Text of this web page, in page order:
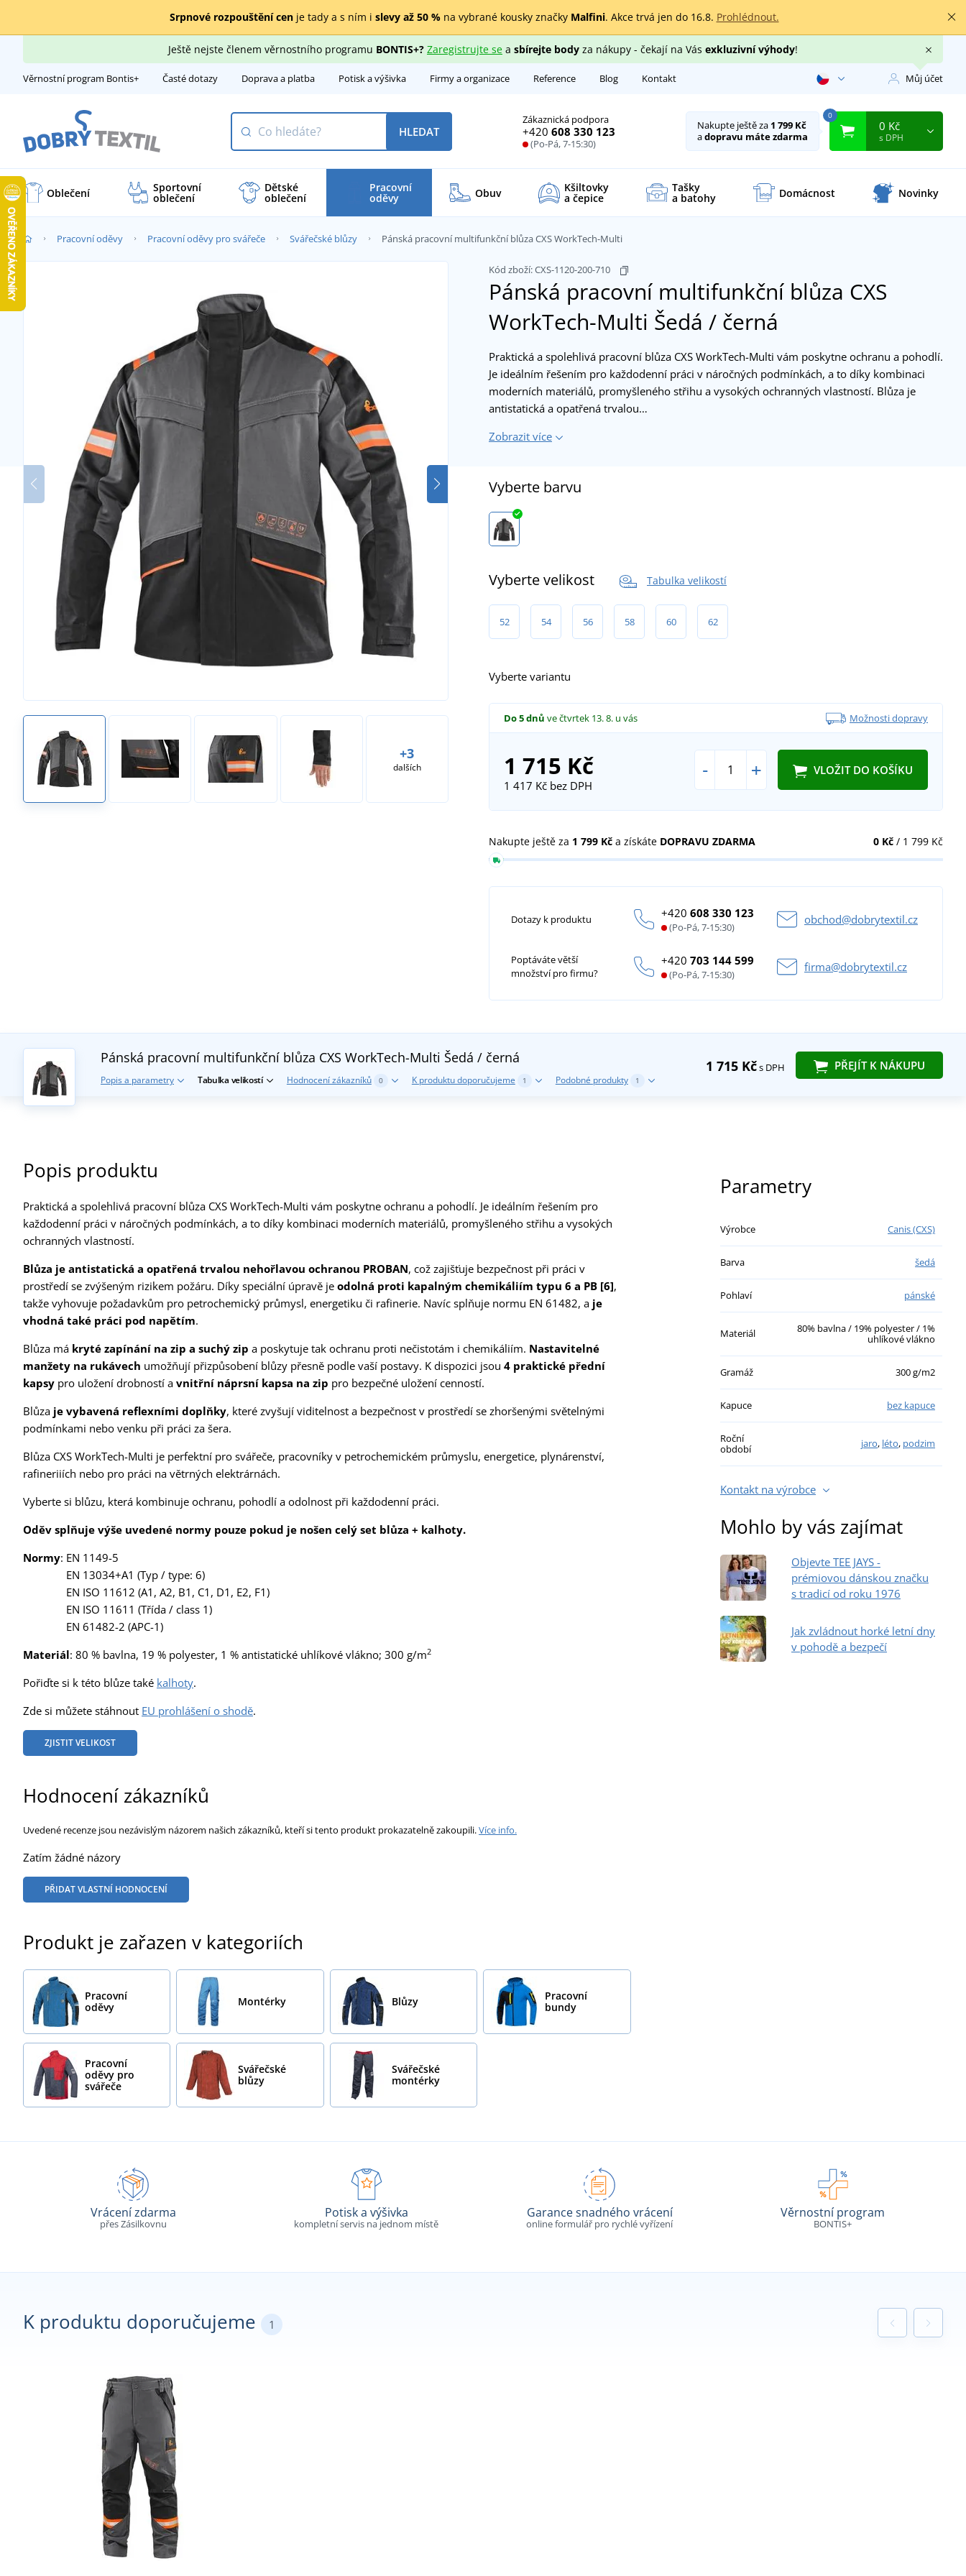
Srpnové rozpouštění cenje tady a s ním i slevy až 50 %na vybrané kousky značky Malfini. Akce trvá jen do 16.8. Prohlédnout.
Ještě nejste členem věrnostního programu BONTIS+? Zaregistrujte sea sbírejte bodyza nákupy - čekají na Vás exkluzivní výhody!
Věrnostní program Bontis+ Časté dotazy Doprava a platba Potisk a výšivka Firmy a organizace Reference Blog Kontakt Můj účet
Zákaznická podpora
+420 608 330 123
(Po-Pá, 7-15:30)
HLEDAT Nakupte ještě za 1 799 Kč
adopravu máte zdarma
0
0 Kč
s DPH
Oblečení Sportovní
oblečení
Dětské
oblečení
Pracovní
oděvy Obuv Kšiltovky
a čepice
Tašky
a batohy Domácnost Novinky
Pracovní oděvy Pracovní oděvy pro svářeče Svářečské blůzy Pánská pracovní multifunkční blůza CXS WorkTech-Multi
Kód zboží:CXS-1120-200-710
Pánská pracovní multifunkční blůza CXS
WorkTech-Multi Šedá / černá
+3
dalších
Praktická a spolehlivá pracovní blůza CXS WorkTech-Multi vám poskytne ochranu a pohodlí.
Je ideálním řešením pro každodenní práci v náročných podmínkách, a to díky kombinaci
moderních materiálů, promyšleného střihu a vysokých ochranných vlastností. Blůza je
antistatická a opatřená trvalou…
Zobrazit více
Vyberte barvu
Vyberte velikost Tabulka velikostí
52 54 56 58 60 62
Vyberte variantu
Do 5 dnů ve čtvrtek 13. 8. u vás Možnosti dopravy
1 715 Kč
1 417 Kčbez DPH
- + VLOŽIT DO KOŠÍKU
0 Kč/ 1 799 Kč
Nakupte ještě za 1 799 Kč a získáte DOPRAVU ZDARMA
Dotazy k produktu +420608 330 123
(Po-Pá, 7-15:30)
obchod@dobrytextil.cz
Poptáváte větší
množství pro firmu?
+420703 144 599
(Po-Pá, 7-15:30)
firma@dobrytextil.cz
1 715 Kčs DPH PŘEJÍT K NÁKUPU
Pánská pracovní multifunkční blůza CXS WorkTech-Multi Šedá / černá
Popis a parametry Tabulka velikostí Hodnocení zákazníků 0 K produktu doporučujeme 1 Podobné produkty 1
Popis produktu
Praktická a spolehlivá pracovní blůza CXS WorkTech-Multi vám poskytne ochranu a pohodlí. Je ideálním řešením pro
každodenní práci v náročných podmínkách, a to díky kombinaci moderních materiálů, promyšleného střihu a vysokých
ochranných vlastností.
Blůza je antistatická a opatřená trvalou nehořlavou ochranou PROBAN, což zajišťuje bezpečnost při práci v
prostředí se zvýšeným rizikem požáru. Díky speciální úpravě je odolná proti kapalným chemikáliím typu 6 a PB [6],
takže vyhovuje požadavkům pro petrochemický průmysl, energetiku či rafinerie. Navíc splňuje normu EN 61482, a je
vhodná také práci pod napětím.
Blůza má kryté zapínání na zip a suchý zip a poskytuje tak ochranu proti nečistotám i chemikáliím. Nastavitelné
manžety na rukávech umožňují přizpůsobení blůzy přesně podle vaší postavy. K dispozici jsou 4 praktické přední
kapsy pro uložení drobností a vnitřní náprsní kapsa na zip pro bezpečné uložení cenností.
Blůza je vybavená reflexními doplňky, které zvyšují viditelnost a bezpečnost v prostředí se zhoršenými světelnými
podmínkami nebo venku při práci za šera.
Blůza CXS WorkTech-Multi je perfektní pro svářeče, pracovníky v petrochemickém průmyslu, energetice, plynárenství,
rafineriiích nebo pro práci na větrných elektrárnách.
Vyberte si blůzu, která kombinuje ochranu, pohodlí a odolnost při každodenní práci.
Oděv splňuje výše uvedené normy pouze pokud je nošen celý set blůza + kalhoty.
Normy: EN 1149-5
EN 13034+A1 (Typ / type: 6)
EN ISO 11612 (A1, A2, B1, C1, D1, E2, F1)
EN ISO 11611 (Třída / class 1)
EN 61482-2 (APC-1)
Materiál: 80 % bavlna, 19 % polyester, 1 % antistatické uhlíkové vlákno; 300 g/m2
Pořiďte si k této blůze také kalhoty.
Zde si můžete stáhnout EU prohlášení o shodě.
ZJISTIT VELIKOST
Hodnocení zákazníků
Uvedené recenze jsou nezávislým názorem našich zákazníků, kteří si tento produkt prokazatelně zakoupili.Více info.
Zatím žádné názory
PŘIDAT VLASTNÍ HODNOCENÍ
Produkt je zařazen v kategoriích
Pracovní
oděvy
Montérky Blůzy
Pracovní
bundy
Pracovní
oděvy pro
svářeče
Svářečské
blůzy
Svářečské
montérky
Parametry
Výrobce Canis (CXS)
Barva šedá
Pohlaví pánské
Materiál
80% bavlna / 19% polyester / 1%
uhlíkové vlákno
Gramáž 300 g/m2
Kapuce bez kapuce
Roční
období
jaro, léto, podzim
Kontakt na výrobce
Mohlo by vás zajímat
Objevte TEE JAYS -
prémiovou dánskou značku
s tradicí od roku 1976
Jak zvládnout horké letní dny
v pohodě a bezpečí
Vrácení zdarma
přes Zásilkovnu
Potisk a výšivka
kompletní servis na jednom místě
Garance snadného vrácení
online formulář pro rychlé vyřízení
Věrnostní program
BONTIS+
K produktu doporučujeme 1